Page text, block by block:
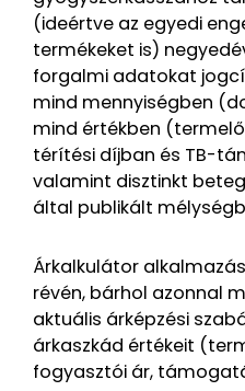
(ideértve az egyedi
termékeket is)
forgalmi adatokat
mind mennyiségben
mind értékben
térítési díjban és TB-
valamint disztinkt
által publikált
Árkalkulátor
révén, bárhol azonnal
aktuális árképzési
árkaszkád értékeit
fogyasztói ár,